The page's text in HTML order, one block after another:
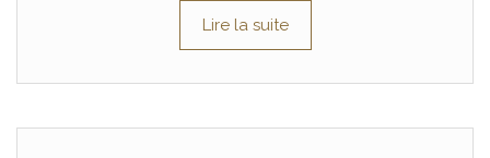
Lire la suite